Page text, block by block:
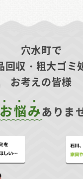
穴水町で
回収・粗大ゴミ
お考えの皆様